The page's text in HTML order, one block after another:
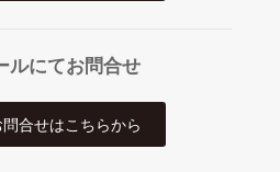
ルにてお問合せ
問合せはこちらから